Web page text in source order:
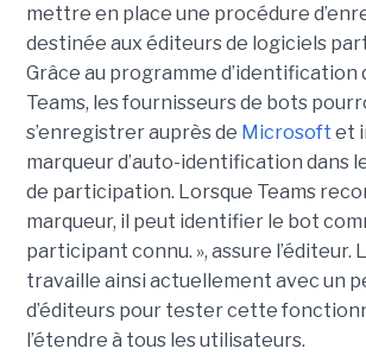
mettre en place une procédure
destinée aux éditeurs de logiciels
Grâce au programme d’identification
Teams, les fournisseurs de bots
s’enregistrer auprès de Microsoft et
marqueur d’auto-identification dans
de participation. Lorsque Teams
marqueur, il peut identifier le bot
participant connu. », assure l’éditeur.
travaille ainsi actuellement avec un
d’éditeurs pour tester cette
l’étendre à tous les utilisateurs.